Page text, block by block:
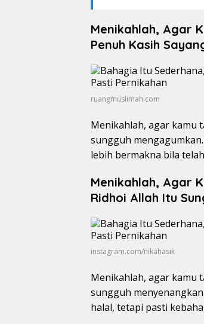
Menikahlah, Agar
Penuh Kasih
ruangmuslimah.com
Menikahlah, agar kamu
sungguh
lebih bermakna bila
Menikahlah, Agar
Ridhoi Allah Itu
instagram.com/nikahasik
Menikahlah, agar kamu
sungguh
halal, tetapi pasti